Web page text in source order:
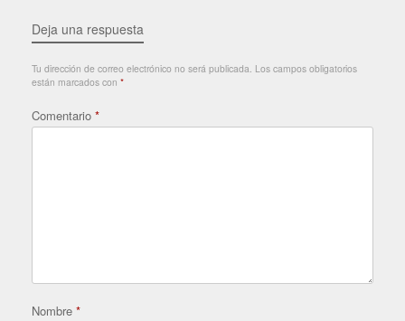
Deja una respuesta
Tu dirección de correo electrónico no será publicada. Los campos obligatorios
están marcados con *
Comentario *
Nombre *